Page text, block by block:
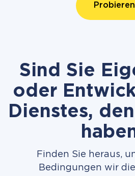
Probieren
Sind Sie
oder
Dienstes,
Finden Sie heraus,
Bedingungen wir